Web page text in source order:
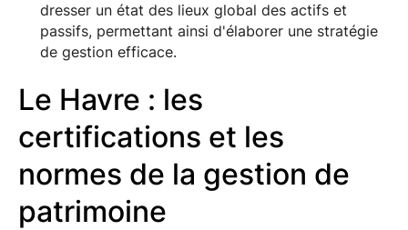
dresser un état des lieux global des actifs et
passifs, permettant ainsi d'élaborer une stratégie
de gestion efficace.
Le Havre : les
certifications et les
normes de la gestion de
patrimoine